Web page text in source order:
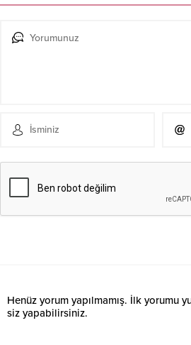
Henüz yorum yapılmamış. İlk yorumu
siz yapabilirsiniz.